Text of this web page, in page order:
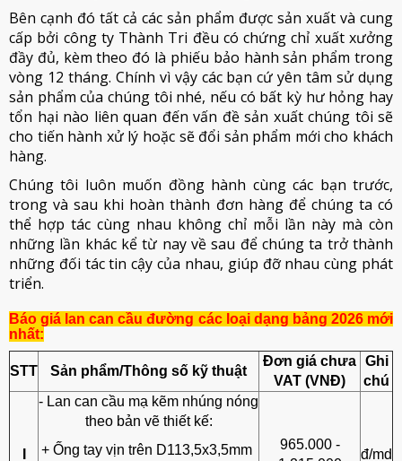
Bên cạnh đó tất cả các sản phẩm được sản xuất và cung
cấp bởi công ty Thành Tri đều có chứng chỉ xuất xưởng
đầy đủ, kèm theo đó là phiếu bảo hành sản phẩm trong
vòng 12 tháng. Chính vì vậy các bạn cứ yên tâm sử dụng
sản phẩm của chúng tôi nhé, nếu có bất kỳ hư hỏng hay
tổn hại nào liên quan đến vấn đề sản xuất chúng tôi sẽ
cho tiến hành xử lý hoặc sẽ đổi sản phẩm mới cho khách
hàng.
Chúng tôi luôn muốn đồng hành cùng các bạn trước,
trong và sau khi hoàn thành đơn hàng để chúng ta có
thể hợp tác cùng nhau không chỉ mỗi lần này mà còn
những lần khác kể từ nay về sau để chúng ta trở thành
những đối tác tin cậy của nhau, giúp đỡ nhau cùng phát
triển.
Báo giá lan can cầu đường các loại dạng bảng 2026 mới
nhất:
STT Sản phẩm/Thông số kỹ thuật
Đơn giá chưa
VAT (VNĐ)
Ghi
chú
- Lan can cầu mạ kẽm nhúng nóng
theo bản vẽ thiết kế:
+ Ống tay vịn trên D113,5x3,5mm
965.000 -
đ/md